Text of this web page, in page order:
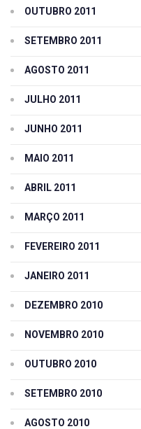
OUTUBRO 2011
SETEMBRO 2011
AGOSTO 2011
JULHO 2011
JUNHO 2011
MAIO 2011
ABRIL 2011
MARÇO 2011
FEVEREIRO 2011
JANEIRO 2011
DEZEMBRO 2010
NOVEMBRO 2010
OUTUBRO 2010
SETEMBRO 2010
AGOSTO 2010